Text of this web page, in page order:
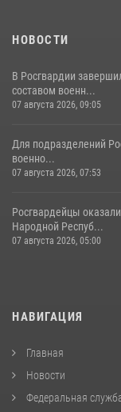
НОВОСТИ
В Росгвардии
составом военн...
07 августа 2026, 09:05
Для подразделений
военно...
07 августа 2026, 07:53
Росгвардейцы
Народной Респуб...
07 августа 2026, 05:00
НАВИГАЦИЯ
Главная
Новости
Федеральная